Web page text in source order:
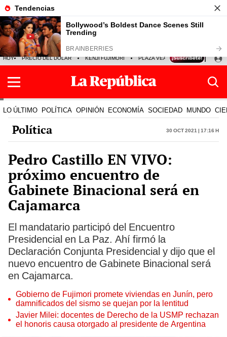
HOY PRECIO DEL DÓLAR KENJI FUJIMORI PLAZA VEA FERIADOS
LO ÚLTIMO POLÍTICA OPINIÓN ECONOMÍA SOCIEDAD MUNDO
Política 30 Oct 2021 | 17:16 h
Pedro Castillo EN VIVO:
próximo encuentro de
Gabinete Binacional será en
Cajamarca
El mandatario participó del Encuentro
Presidencial en La Paz. Ahí firmó la
Declaración Conjunta Presidencial y dijo que el
nuevo encuentro de Gabinete Binacional será
en Cajamarca.
Gobierno de Fujimori promete viviendas en Junín, pero
damnificados del sismo se quejan por la lentitud
Javier Milei: docentes de Derecho de la USMP rechazan
el honoris causa otorgado al presidente de Argentina